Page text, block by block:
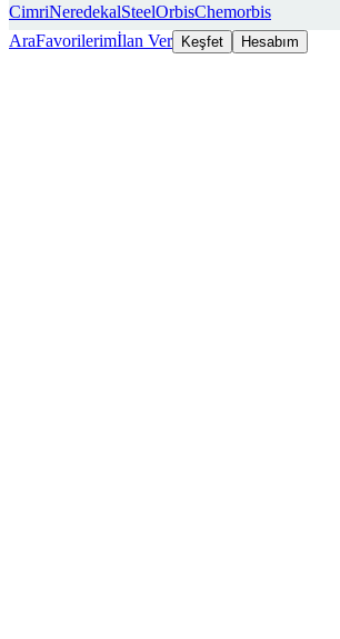
CimriNeredekalSteelOrbisChemorbis
AraFavorilerimİlan Ver Keşfet Hesabım